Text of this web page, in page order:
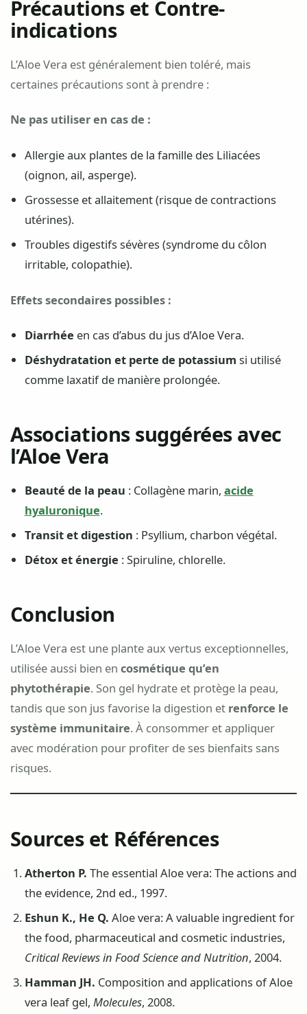
Précautions et Contre-
indications
L’Aloe Vera est généralement bien toléré, mais
certaines précautions sont à prendre :
Ne pas utiliser en cas de :
Allergie aux plantes de la famille des Liliacées
(oignon, ail, asperge).
Grossesse et allaitement (risque de contractions
utérines).
Troubles digestifs sévères (syndrome du côlon
irritable, colopathie).
Effets secondaires possibles :
Diarrhée en cas d’abus du jus d’Aloe Vera.
Déshydratation et perte de potassium si utilisé
comme laxatif de manière prolongée.
Associations suggérées avec
l’Aloe Vera
Beauté de la peau : Collagène marin, acide
hyaluronique.
Transit et digestion : Psyllium, charbon végétal.
Détox et énergie : Spiruline, chlorelle.
Conclusion
L’Aloe Vera est une plante aux vertus exceptionnelles,
utilisée aussi bien en cosmétique qu’en
phytothérapie. Son gel hydrate et protège la peau,
tandis que son jus favorise la digestion et renforce le
système immunitaire. À consommer et appliquer
avec modération pour profiter de ses bienfaits sans
risques.
Sources et Références
Atherton P. The essential Aloe vera: The actions and
the evidence, 2nd ed., 1997.
Eshun K., He Q. Aloe vera: A valuable ingredient for
the food, pharmaceutical and cosmetic industries,
Critical Reviews in Food Science and Nutrition, 2004.
Hamman JH. Composition and applications of Aloe
vera leaf gel, Molecules, 2008.